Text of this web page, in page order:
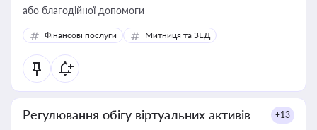
або благодійної допомоги
Фінансові послуги Митниця та ЗЕД
Регулювання обігу віртуальних активів +13